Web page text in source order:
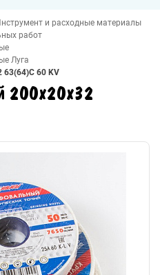
и расходные материалы
работ
Луга
63(64)С 60 KV
200х20х32